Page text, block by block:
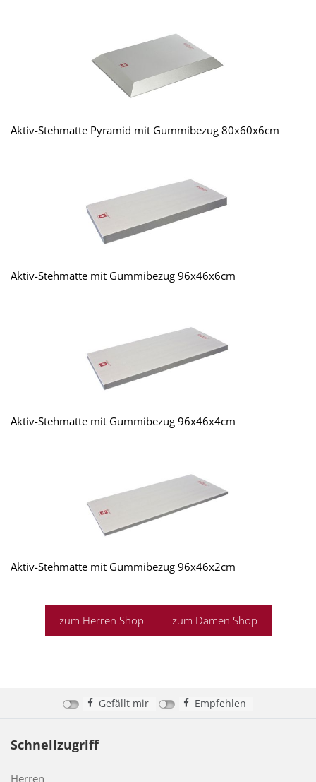
Aktiv-Stehmatte Pyramid mit Gummibezug 80x60x6cm
Aktiv-Stehmatte mit Gummibezug 96x46x6cm
Aktiv-Stehmatte mit Gummibezug 96x46x4cm
Aktiv-Stehmatte mit Gummibezug 96x46x2cm
zum Herren Shop zum Damen Shop
Gefällt mir Empfehlen
Schnellzugriff
Herren